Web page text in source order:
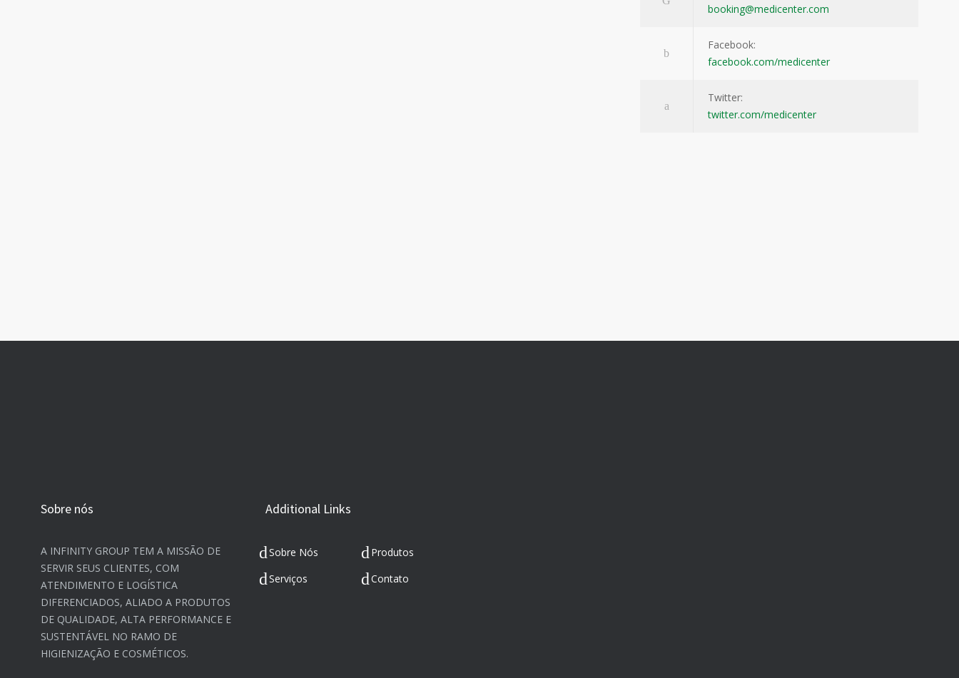
booking@medicenter.com
Facebook:
facebook.com/medicenter
Twitter:
twitter.com/medicenter
Sobre nós
A INFINITY GROUP TEM A MISSÃO DE
SERVIR SEUS CLIENTES, COM
ATENDIMENTO E LOGÍSTICA
DIFERENCIADOS, ALIADO A PRODUTOS
DE QUALIDADE, ALTA PERFORMANCE E
SUSTENTÁVEL NO RAMO DE
HIGIENIZAÇÃO E COSMÉTICOS.​
Additional Links
Sobre Nós
Produtos
Serviços
Contato